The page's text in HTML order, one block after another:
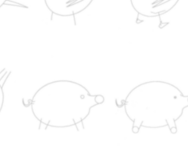
PECUÁRIA